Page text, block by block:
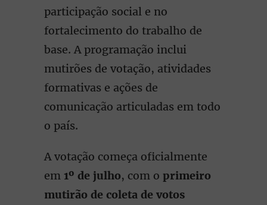
participação social e no
fortalecimento do trabalho de
base. A programação inclui
mutirões de votação, atividades
formativas e ações de
comunicação articuladas em todo
o país.
A votação começa oficialmente
em 1º de julho, com o primeiro
mutirão de coleta de votos